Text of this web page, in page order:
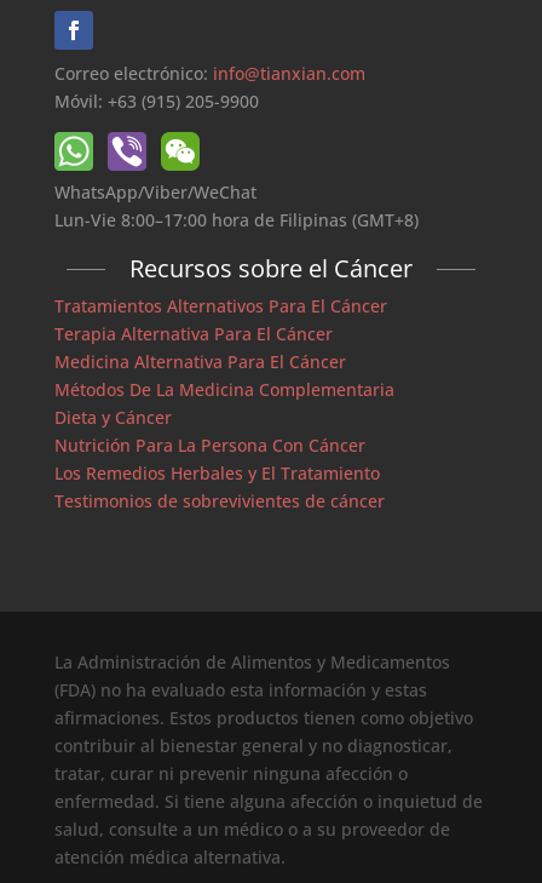
Correo electrónico: info@tianxian.com
Móvil: +63 (915) 205-9900
WhatsApp/Viber/WeChat
Lun-Vie 8:00–17:00 hora de Filipinas (GMT+8)
Recursos sobre el Cáncer
Tratamientos Alternativos Para El Cáncer
Terapia Alternativa Para El Cáncer
Medicina Alternativa Para El Cáncer
Métodos De La Medicina Complementaria
Dieta y Cáncer
Nutrición Para La Persona Con Cáncer
Los Remedios Herbales y El Tratamiento
Testimonios de sobrevivientes de cáncer
La Administración de Alimentos y Medicamentos
(FDA) no ha evaluado esta información y estas
afirmaciones. Estos productos tienen como objetivo
contribuir al bienestar general y no diagnosticar,
tratar, curar ni prevenir ninguna afección o
enfermedad. Si tiene alguna afección o inquietud de
salud, consulte a un médico o a su proveedor de
atención médica alternativa.